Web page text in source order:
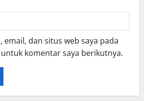
email, dan situs web saya pada
komentar saya berikutnya.